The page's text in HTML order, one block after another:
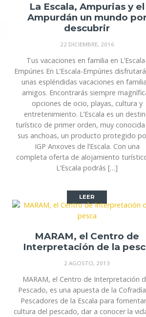
La Escala, Ampurias y el
Ampurdán un mundo
descubrir
22 DICIEMBRE, 2016
Tus vacaciones en familia en
Empúries En L’Escala-Empúries
unas espléndidas vacaciones en
amigos. Encontrarás siempre
opciones de ocio, playas, cultura y
entretenimiento. L’Escala es un
turístico de primer orden, muy
sus anchoas, un producto protegido
IGP Anxoves de l’Escala. Con una
completa oferta de alojamiento
L’Escala podrás […]
LEER
MARAM, el Centro de
Interpretación de la
2 AGOSTO, 2013
MARAM, el Centro de Interpretación
Pescado, es una apuesta de la
Pescadores de la Escala para
cultura del pescado, dar a conocer la